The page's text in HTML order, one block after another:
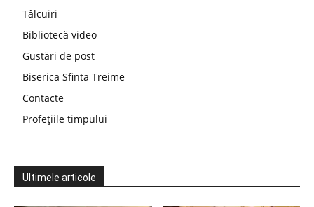
Tâlcuiri
Bibliotecă video
Gustări de post
Biserica Sfinta Treime
Contacte
Profețiile timpului
Ultimele articole